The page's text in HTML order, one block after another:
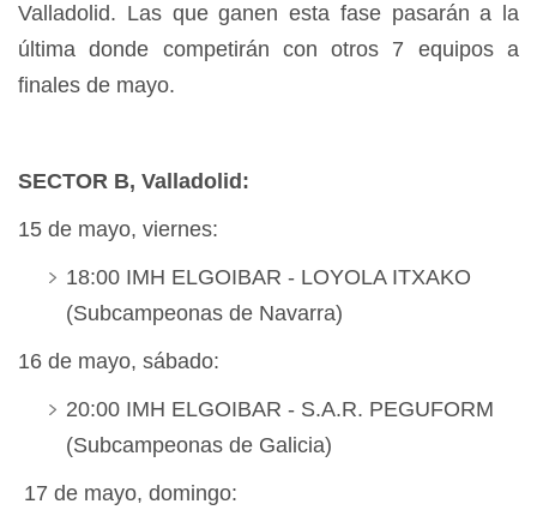
Valladolid. Las que ganen esta fase pasarán a la
última donde competirán con otros 7 equipos a
finales de mayo.
SECTOR B, Valladolid:
15 de mayo, viernes:
18:00 IMH ELGOIBAR - LOYOLA ITXAKO
(Subcampeonas de Navarra)
16 de mayo, sábado:
20:00 IMH ELGOIBAR - S.A.R. PEGUFORM
(Subcampeonas de Galicia)
17 de mayo, domingo: